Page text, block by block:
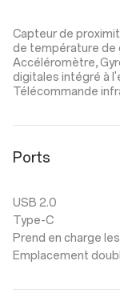
Capteur de
de température de
Accéléromètre,
digitales intégré à
Télécommande
Ports
USB 2.0
Type-C
Prend en charge
Emplacement